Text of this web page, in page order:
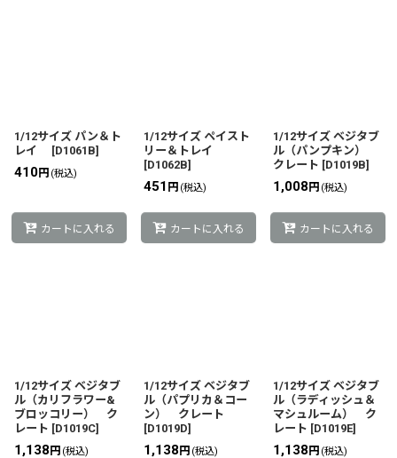
1/12サイズ パン＆ト
レイ
[D1061B]
410円 (税込)
カートに入れる
1/12サイズ ペイスト
リー＆トレイ
[D1062B]
451 円 (税込)
カートに入れる
1/12サイズ ベジタブ
ル（パンプキン）
クレート [D1019B]
1,008 円 (税込)
カートに入れる
1/12サイズ ベジタブ
ル（カリフラワー&
ブロッコリー） ク
レート [D1019C]
1,138 円 (税込)
1/12サイズ ベジタブ
ル（パプリカ＆コー
ン） クレート
[D1019D]
1,138 円 (税込)
1/12サイズ ベジタブ
ル（ラディッシュ＆
マシュルーム） ク
レート [D1019E]
1,138 円 (税込)